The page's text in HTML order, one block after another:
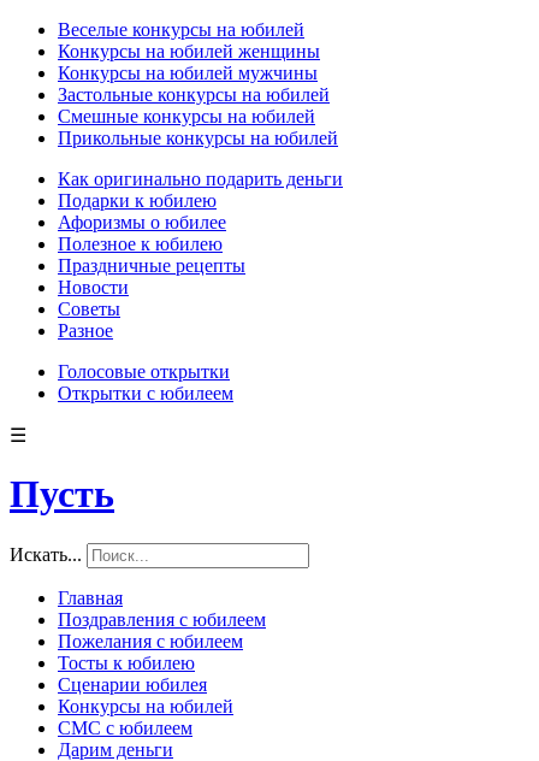
Веселые конкурсы на юбилей
Конкурсы на юбилей женщины
Конкурсы на юбилей мужчины
Застольные конкурсы на юбилей
Смешные конкурсы на юбилей
Прикольные конкурсы на юбилей
Как оригинально подарить деньги
Подарки к юбилею
Афоризмы о юбилее
Полезное к юбилею
Праздничные рецепты
Новости
Советы
Разное
Голосовые открытки
Открытки с юбилеем
☰
Пусть
Искать...
Главная
Поздравления с юбилеем
Пожелания с юбилеем
Тосты к юбилею
Сценарии юбилея
Конкурсы на юбилей
СМС с юбилеем
Дарим деньги